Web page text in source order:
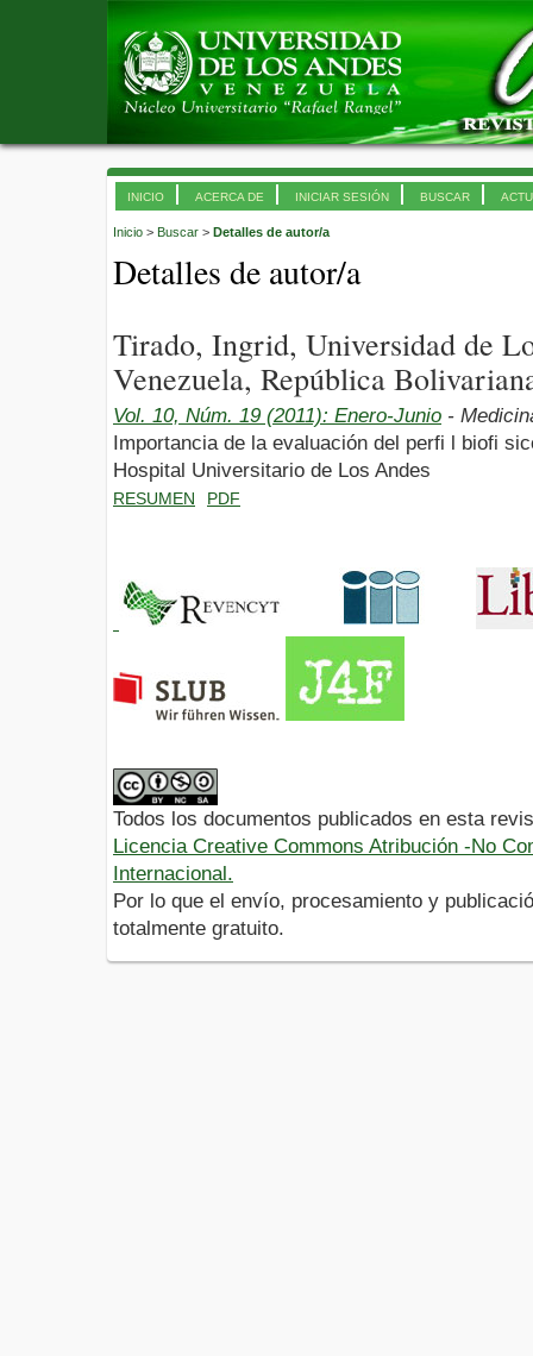
INICIO ACERCA DE INICIAR SESIÓN BUSCAR
Inicio > Buscar > Detalles de autor/a
Detalles de autor/a
Tirado, Ingrid, Universidad de
Venezuela, República
Vol. 10, Núm. 19 (2011): Enero-Junio -
Importancia de la evaluación del perfi l biofi
Hospital Universitario de Los Andes
RESUMEN PDF
Todos los documentos publicados en esta
Licencia Creative Commons Atribución -No
Internacional.
Por lo que el envío, procesamiento y
totalmente gratuito.